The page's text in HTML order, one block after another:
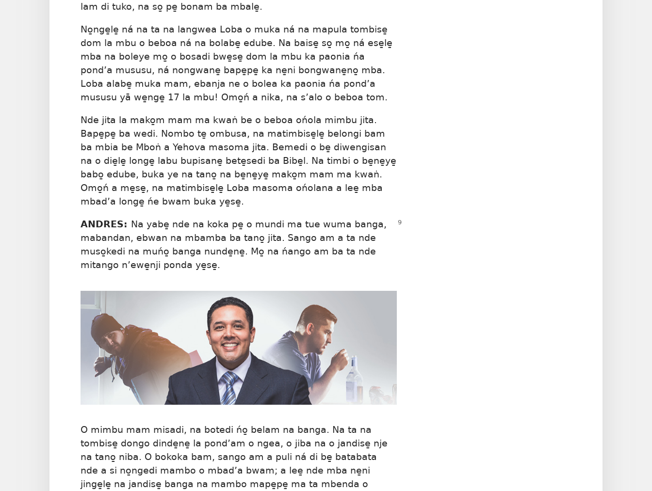
lam di tuko, na so̱ pe̱ bonam ba mbale̱.
No̱nge̱le̱ ná na ta na langwea Loba o muka ná na mapula tombise̱
dom la mbu o beboa ná na bolabe̱ edube. Na baise̱ so̱ mo̱ ná ese̱le̱
mba na boleye mo̱ o bosadi bwe̱se̱ dom la mbu ka paonia ńa
pond’a mususu, ná nongwane̱ bape̱pe̱ ka ne̱ni bongwane̱no̱ mba.
Loba alabe̱ muka mam, ebanja ne o bolea ka paonia ńa pond’a
mususu yā we̱nge̱ 17 la mbu! Omo̱ń a nika, na s’alo o beboa tom.
Nde jita la mako̱m mam ma kwaṅ be o beboa ońola mimbu jita.
Bape̱pe̱ ba wedi. Nombo te̱ ombusa, na matimbise̱le̱ belongi bam
ba mbia be Mboṅ a Yehova masoma jita. Bemedi o be̱ diwengisan
na o die̱le̱ longe̱ labu bupisane̱ bete̱sedi ba Bibe̱l. Na timbi o be̱ne̱ye̱
babo̱ edube, buka ye na tano̱ na be̱ne̱ye̱ mako̱m mam ma kwaṅ.
Omo̱ń a me̱se̱, na matimbise̱le̱ Loba masoma ońolana a lee̱ mba
mbad’a longe̱ ńe bwam buka ye̱se̱.
ANDRES: Na yabe̱ nde na koka pe̱ o mundi ma tue wuma banga,
mabandan, ebwan na mbamba ba tano̱ jita. Sango am a ta nde
muso̱kedi na muńo̱ banga nunde̱ne̱. Mo̱ na ńango am ba ta nde
mitango n’ewe̱nji ponda ye̱se̱.
O mimbu mam misadi, na botedi ńo̱ belam na banga. Na ta na
tombise̱ dongo dinde̱ne̱ la pond’am o ngea, o jiba na o jandise̱ nje
na tano̱ niba. O bokoka bam, sango am a puli ná di be̱ batabata
nde a si no̱ngedi mambo o mbad’a bwam; a lee̱ nde mba ne̱ni
jinge̱le̱ na jandise̱ banga na mambo mape̱pe̱ ma ta mbenda o